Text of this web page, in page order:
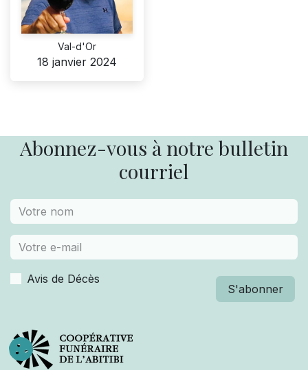
Val-d'Or
18 janvier 2024
Abonnez-vous à notre bulletin
courriel
Avis de Décès
S'abonner